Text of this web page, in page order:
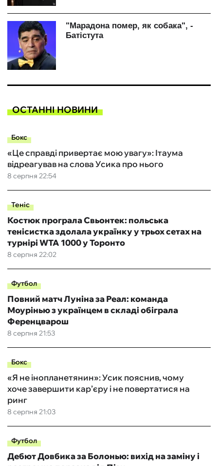
ОСТАННІ НОВИНИ
Бокс
8 серпня 22:54
«Це справді привертає мою увагу»: Ітаума
відреагував на слова Усика про нього
Теніс
8 серпня 22:02
Костюк програла Свьонтек: польська
тенісистка здолала українку у трьох сетах на
турнірі WTA 1000 у Торонто
Футбол
8 серпня 21:53
Повний матч Луніна за Реал: команда
Моурінью з українцем в складі обіграла
Ференцварош
Бокс
8 серпня 21:03
«Я не інопланетянин»: Усик пояснив, чому
хоче завершити кар’єру і не повертатися на
ринг
Футбол
Дебют Довбика за Болонью: вихід на заміну і